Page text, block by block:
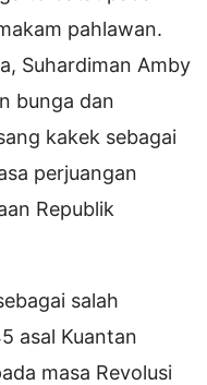
pahlawan.
Suhardiman Amby
bunga dan
kakek sebagai
perjuangan
Republik
salah
asal Kuantan
masa Revolusi